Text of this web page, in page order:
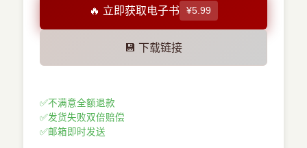
🔥 立即获取电子书 ¥5.99
💾 下载链接
✅不满意全额退款
✅发货失败双倍赔偿
✅邮箱即时发送